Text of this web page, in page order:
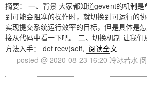
摘要： 一、背景 大家都知道gevent的机制
到可能会阻塞的操作时，就切换到可运行的
实现提交系统运行效率的目标，但是具体是
接从代码中看一下吧。 二、切换机制 让我
方法入手： def recv(self, 阅读全文
posted @ 2020-08-23 16:20 冷冰若水